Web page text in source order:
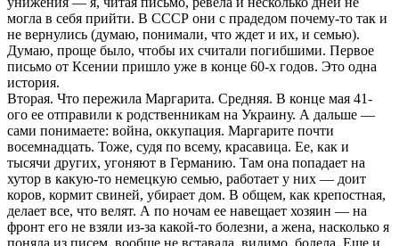
могла в себя прийти. В СССР они с прадедом почему-то так и
не вернулись (думаю, понимали, что ждет и их, и семью).
Думаю, проще было, чтобы их считали погибшими. Первое
письмо от Ксении пришло уже в конце 60-х годов. Это одна
история.
Вторая. Что пережила Маргарита. Средняя. В конце мая 41-
ого ее отправили к родственникам на Украину. А дальше —
сами понимаете: война, оккупация. Маргарите почти
восемнадцать. Тоже, судя по всему, красавица. Ее, как и
тысячи других, угоняют в Германию. Там она попадает на
хутор в какую-то немецкую семью, работает у них — доит
коров, кормит свиней, убирает дом. В общем, как крепостная,
делает все, что велят. А по ночам ее навещает хозяин — на
фронт его не взяли из-за какой-то болезни, а жена, насколько я